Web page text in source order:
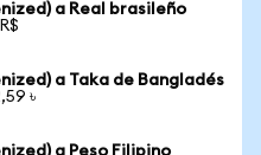
a Real brasileño
a Taka de Bangladés
৳
a Peso Filipino